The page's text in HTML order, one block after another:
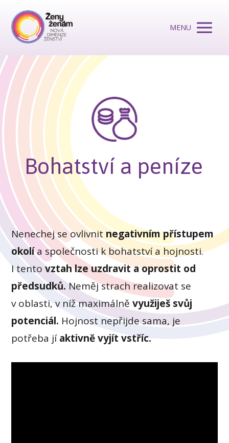
MENU
Bohatství a peníze
Nenechej se ovlivnit negativním přístupem
okolía společnosti k bohatství a hojnosti.
I tentovztah lze uzdravit a oprostit od
předsudků.Neměj strach realizovat se
v oblasti, v níž maximálněvyužiješ svůj
potenciál. Hojnost nepřijde sama, je
potřeba jíaktivně vyjít vstříc.